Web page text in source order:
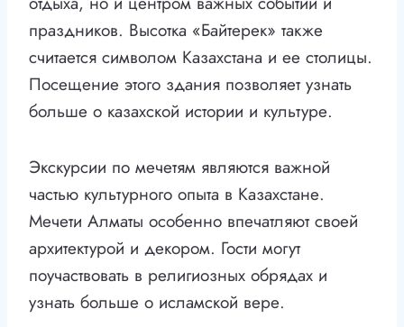
праздников. Высотка «Байтерек» также
считается символом Казахстана и ее столицы.
Посещение этого здания позволяет узнать
больше о казахской истории и культуре.
Экскурсии по мечетям являются важной
частью культурного опыта в Казахстане.
Мечети Алматы особенно впечатляют своей
архитектурой и декором. Гости могут
поучаствовать в религиозных обрядах и
узнать больше о исламской вере.